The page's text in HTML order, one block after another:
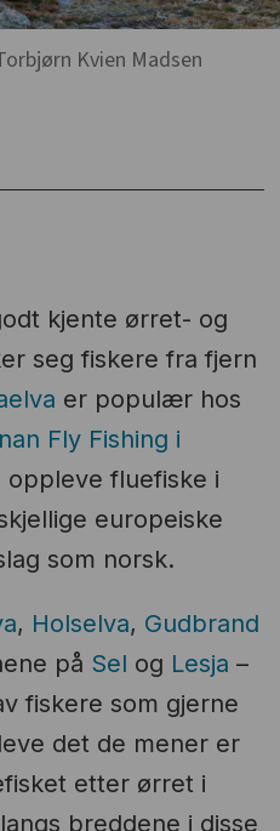
Kvien Madsen
kjente ørret- og
seg fiskere fra fjern
er populær hos
Fly Fishing i
oppleve fluefiske i
europeiske
som norsk.
, Holselva, Gudbrand
på Sel og Lesja –
fiskere som gjerne
det de mener er
etter ørret i
breddene i disse